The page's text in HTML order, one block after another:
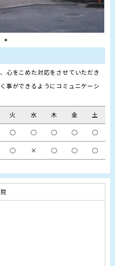
心をこめた対応をさせていただき
事ができるようにコミュニケーシ
火 水 木 金 土
○ ○ ○ ○ ○
○ × ○ ○ ○